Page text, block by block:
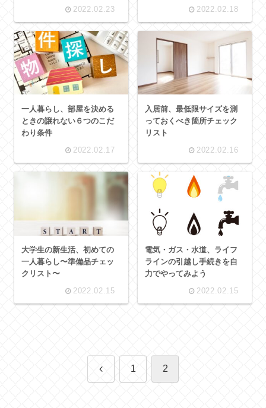
2022.02.23
2022.02.18
一人暮らし、部屋を決める
ときの譲れない６つのこだ
わり条件
2022.02.17
入居前、最低限サイズを測
っておくべき箇所チェック
リスト
2022.02.16
大学生の新生活、初めての
一人暮らし〜準備品チェッ
クリスト〜
2022.02.15
電気・ガス・水道、ライフ
ラインの引越し手続きを自
力でやってみよう
2022.02.15
前 1 2